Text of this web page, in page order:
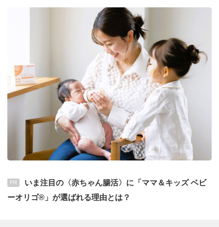
PR
いま注目の〈赤ちゃん腸活〉に「ママ＆キッズ ベビ
ーオリゴ®」が選ばれる理由とは？